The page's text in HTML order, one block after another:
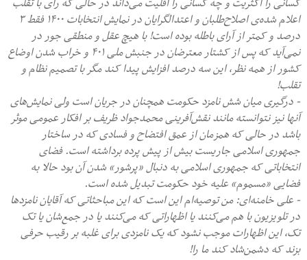
اعلام شده‌ی اصلاح‌طلبان و اعتدالگرایان در نمایش انتخابات ۱۴۰۰ فقط ۳
درصد و کمتر از آرای باطله بوده است! با هیچ عقل و منطقی جور در
نمی‌آید که پس از کشتار معترضان در جنبش ملی ۴۰۱ و خراب شدن اوضاع
کشور از همه نظر، این سه درصد افزایش پیدا کند مگر با تصمیم نظام و
تقلب!
- درگیری میان شش نامزد حکومت همچنان در جریان است ولی نمایش‌های
آنها نیز نتوانسته مانند نقش‌آفرینی محمدجواد ظریف بر افکار عمومی موثر
باشد در حالی که همزمان از عمق افتضاح و فسادی که در ساختار
جمهوری اسلامی جاریست بیش از پیش پرده برداشته است. فضای
انتخاباتی که جمهوری اسلامی به دنبال «پرشور» شدن آن بود حالا به
فضایی «مسموم» علیه خود حکومت تبدیل شده است.
- علی خامنه‌ای: من توصیه‌ام این است که این مباحثاتی که آقایان نامزدها
در تلویزیون با هم می‌کنند یا اظهاراتی که می‌کنند یا در جمع‌شان یا تک
تک، این اظهارات موجب نشود که یک نامزدی برای غلبه بر رقیب حرفی
بزند که دشمن‌شاد کند ما را!